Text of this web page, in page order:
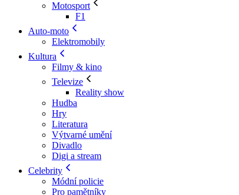
Motosport
F1
Auto-moto
Elektromobily
Kultura
Filmy & kino
Televize
Reality show
Hudba
Hry
Literatura
Výtvarné umění
Divadlo
Digi a stream
Celebrity
Módní policie
Pro pamětníky